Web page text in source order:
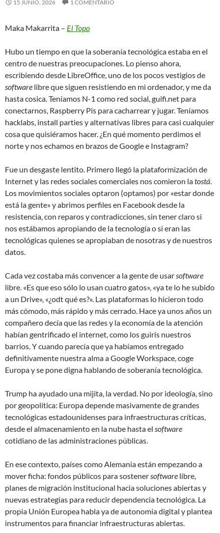
15 JUNIO, 2026 1 COMENTARIO
Maka Makarrita – El Topo
Hubo un tiempo en que la soberanía tecnológica estaba en el
centro de nuestras preocupaciones. Lo pienso ahora,
escribiendo desde LibreOffice, uno de los pocos vestigios de
software libre que siguen resistiendo en mi ordenador, y me da
hasta cosica. Teníamos N-1 como red social, guifi.net para
conectarnos, Raspberry Pis para cacharrear y jugar. Teníamos
hacklabs, install parties y alternativas libres para casi cualquier
cosa que quisiéramos hacer. ¿En qué momento perdimos el
norte y nos echamos en brazos de Google e Instagram?
Fue un desgaste lentito. Primero llegó la plataformización de
Internet y las redes sociales comerciales nos comieron latostá.
Los movimientos sociales optaron (optamos) por «estar donde
está la gente» y abrimos perfiles en Facebook desde la
resistencia, con reparos y contradicciones, sin tener claro si
nos estábamos apropiando de la tecnología o si eran las
tecnológicas quienes se apropiaban de nosotras y de nuestros
datos.
Cada vez costaba más convencer a la gente de usarsoftware
libre. «Es que eso sólo lo usan cuatro gatos», «ya te lo he subido
a un Drive», «¿odt qué es?». Las plataformas lo hicieron todo
más cómodo, más rápido y más cerrado. Hace ya unos años un
compañero decía que las redes y la economía de la atención
habían gentrificado el internet, como los guiris nuestros
barrios. Y cuando parecía que ya habíamos entregado
definitivamente nuestra alma a Google Workspace, coge
Europa y se pone digna hablando de soberanía tecnológica.
Trump ha ayudado una mijita, la verdad. No por ideología, sino
por geopolítica: Europa depende masivamente de grandes
tecnológicas estadounidenses para infraestructuras críticas,
desde el almacenamiento en la nube hasta el software
cotidiano de las administraciones públicas.
En ese contexto, países como Alemania están empezando a
mover ficha: fondos públicos para sostenersoftware libre,
planes de migración institucional hacia soluciones abiertas y
nuevas estrategias para reducir dependencia tecnológica. La
propia Unión Europea habla ya de autonomía digital y plantea
instrumentos para financiar infraestructuras abiertas.